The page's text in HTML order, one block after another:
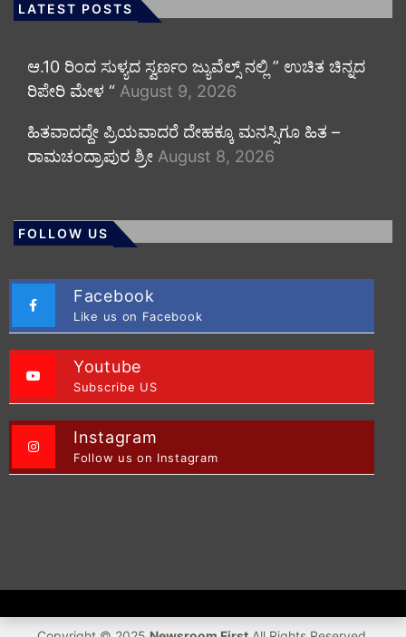
LATEST POSTS
ಆ.10 ರಿಂದ ಸುಳ್ಯದ ಸ್ವರ್ಣಂ ಜ್ಯುವೆಲ್ಸ್ ನಲ್ಲಿ ” ಉಚಿತ ಚಿನ್ನದ
ರಿಪೇರಿ ಮೇಳ “ August 9, 2026
ಹಿತವಾದದ್ದೇ ಪ್ರಿಯವಾದರೆ ದೇಹಕ್ಕೂ ಮನಸ್ಸಿಗೂ ಹಿತ –
ರಾಮಚಂದ್ರಾಪುರ ಶ್ರೀ August 8, 2026
FOLLOW US
Facebook
Like us on Facebook
Youtube
Subscribe US
Instagram
Follow us on Instagram